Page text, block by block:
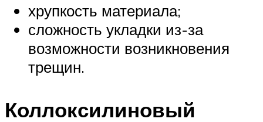
хрупкость материала;
сложность укладки из-за
возможности возникновения
трещин.
Коллоксилиновый